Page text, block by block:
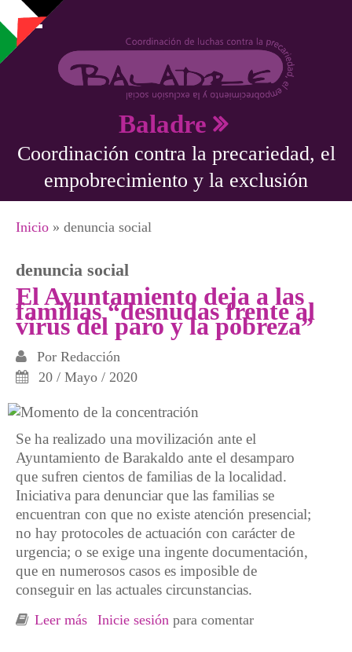
Pasar al contenido principal
Baladre
Coordinación contra la precariedad, el
empobrecimiento y la exclusión
Se encuentra usted aquí
Inicio » denuncia social
denuncia social
El Ayuntamiento deja a las
familias “desnudas frente al
virus del paro y la pobreza”
Por Redacción
20 / Mayo / 2020
Se ha realizado una movilización ante el
Ayuntamiento de Barakaldo ante el desamparo
que sufren cientos de familias de la localidad.
Iniciativa para denunciar que las familias se
encuentran con que no existe atención presencial;
no hay protocoles de actuación con carácter de
urgencia; o se exige una ingente documentación,
que en numerosos casos es imposible de
conseguir en las actuales circunstancias.
Leer más sobre El Ayuntamiento deja a las familias
Inicie sesión para comentar